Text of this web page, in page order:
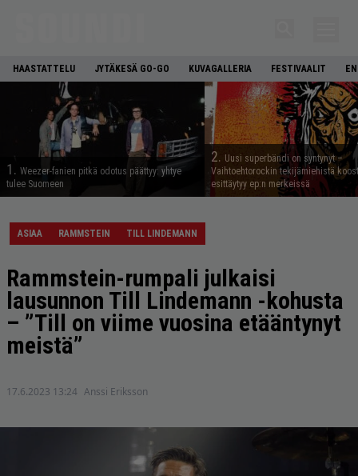
HAASTATTELU JYTÄKESÄ GO-GO KUVAGALLERIA FESTIVAALIT
1. Weezer-fanien pitkä odotus päättyy: yhtye
tulee Suomeen
2. Uusi superbändi on syntynyt –
Vaihtoehtorockin tekijämiehistä
esittäytyy ep:n merkeissä
ASIAA RAMMSTEIN TILL LINDEMANN
Rammstein-rumpali julkaisi
lausunnon Till Lindemann -kohusta
– ”Till on viime vuosina etääntynyt
meistä”
17.6.2023 13:24 Anssi Eriksson